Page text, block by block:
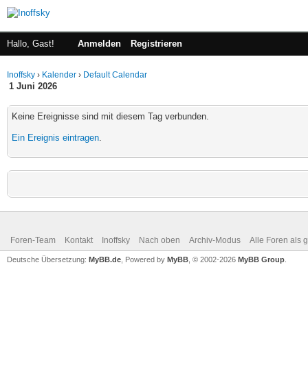
Hallo, Gast! Anmelden Registrieren
Inoffsky › Kalender › Default Calendar
1 Juni 2026
Keine Ereignisse sind mit diesem Tag verbunden.
Ein Ereignis eintragen.
Foren-Team Kontakt Inoffsky Nach oben Archiv-Modus Alle Foren als
Deutsche Übersetzung: MyBB.de , Powered by MyBB , © 2002-2026 MyBB Group